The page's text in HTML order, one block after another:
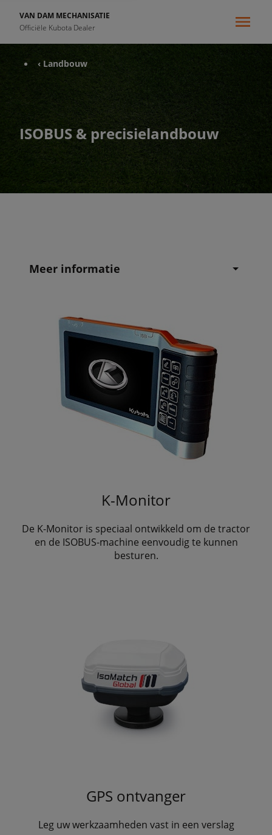
VAN DAM MECHANISATIE
Officiële Kubota Dealer
‹ Landbouw
ISOBUS & precisielandbouw
Meer informatie
K-Monitor
De K-Monitor is speciaal ontwikkeld om de tractor
en de ISOBUS-machine eenvoudig te kunnen
besturen.
GPS ontvanger
Leg uw werkzaamheden vast in een verslag